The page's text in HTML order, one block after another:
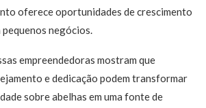
oferece oportunidades de crescimento
negócios.
empreendedoras mostram que
e dedicação podem transformar
sobre abelhas em uma fonte de